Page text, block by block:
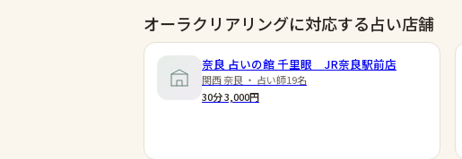
オーラクリアリングに対応する占い店舗
奈良 占いの館 千里眼 JR奈良駅前店
関西 奈良 ・ 占い師19名
30分 3,000円